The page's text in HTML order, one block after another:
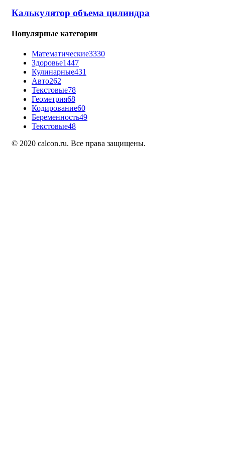
Калькулятор объема цилиндра
Популярные категории
Математические3330
Здоровье1447
Кулинарные431
Авто262
Текстовые78
Геометрия68
Кодирование60
Беременность49
Текстовые48
© 2020 calcon.ru. Все права защищены.